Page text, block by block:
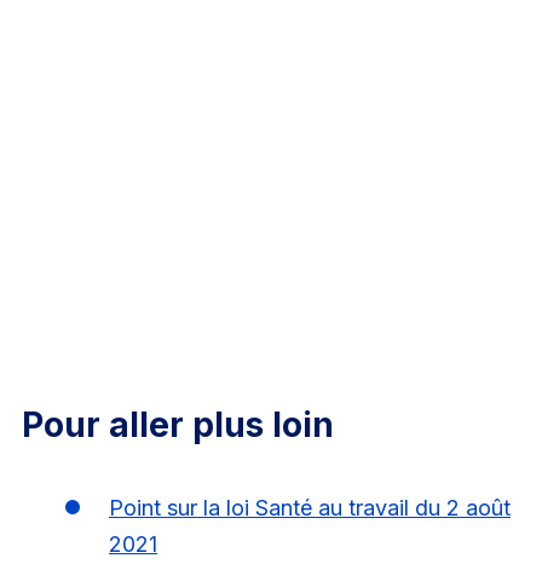
Pour aller plus loin
Point sur la loi Santé au travail du 2 août
2021